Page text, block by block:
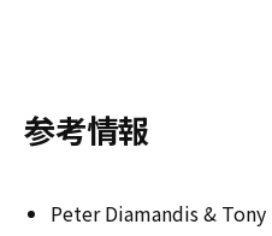
参考情報
Peter Diamandis &